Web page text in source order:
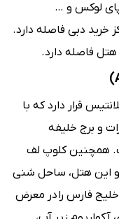
لوکس و …
5 دقیقه با مرکز خرید دبی فاصله دارد.
قرار دارد که با
و برج خلیفه
همچنین کلوپ لف
آن بوده و این هتل، ساحل شنی
فارس را در معرض